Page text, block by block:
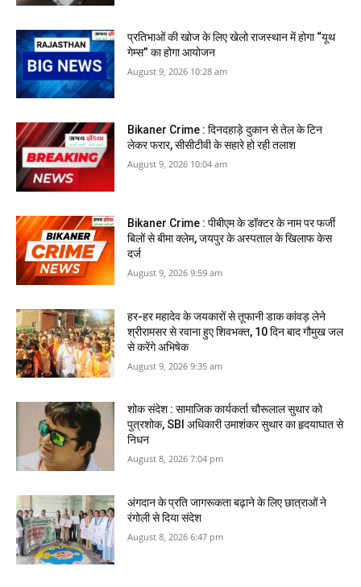
प्रतिभाओं की खोज के लिए खेलो राजस्थान में होगा “यूथ
गेम्स” का होगा आयोजन
August 9, 2026 10:28 am
Bikaner Crime : दिनदहाड़े दुकान से तेल के टिन
लेकर फरार, सीसीटीवी के सहारे हो रही तलाश
August 9, 2026 10:04 am
Bikaner Crime : पीबीएम के डॉक्‍टर के नाम पर फर्जी
बिलों से बीमा क्लेम, जयपुर के अस्पताल के खिलाफ केस
दर्ज
August 9, 2026 9:59 am
हर-हर महादेव के जयकारों से तूफानी डाक कांवड़ लेने
श्रीरामसर से रवाना हुए शिवभक्त, 10 दिन बाद गौमुख जल
से करेंगे अभिषेक
August 9, 2026 9:35 am
शोक संदेश : सामाजिक कार्यकर्ता चौरूलाल सुथार को
पुत्रशोक, SBI अधिकारी उमाशंकर सुथार का हृदयाघात से
निधन
August 8, 2026 7:04 pm
अंगदान के प्रति जागरूकता बढ़ाने के लिए छात्राओं ने
रंगोली से दिया संदेश
August 8, 2026 6:47 pm